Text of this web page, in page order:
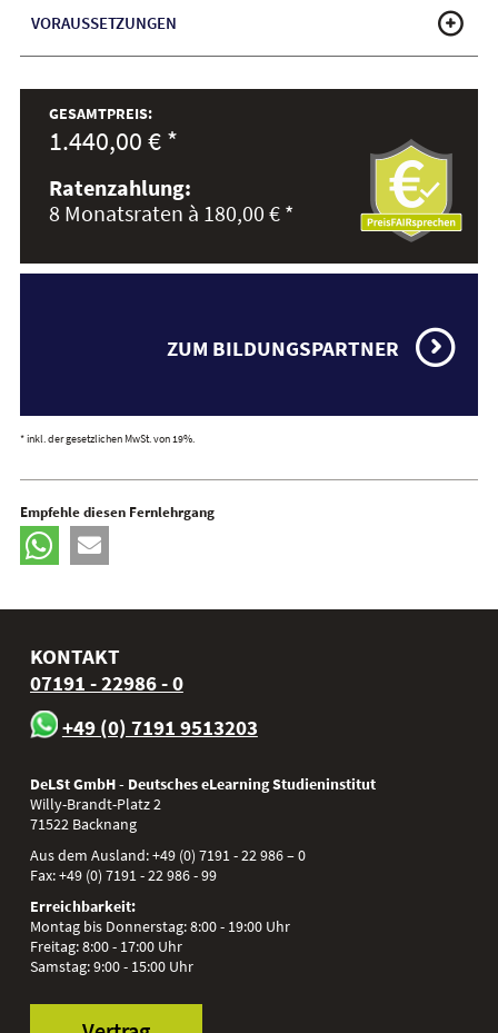
VORAUSSETZUNGEN
GESAMTPREIS:
1.440,00 € *
Ratenzahlung:
8 Monatsraten à 180,00 € *
ZUM BILDUNGSPARTNER
* inkl. der gesetzlichen MwSt. von 19%.
Empfehle diesen Fernlehrgang
KONTAKT
07191 - 22986 - 0
+49 (0) 7191 9513203
DeLSt GmbH - Deutsches eLearning Studieninstitut
Willy-Brandt-Platz 2
71522 Backnang
Aus dem Ausland:+49 (0) 7191 - 22 986 – 0
Fax:+49 (0) 7191 - 22 986 - 99
Erreichbarkeit:
Montag bis Donnerstag: 8:00 - 19:00 Uhr
Freitag: 8:00 - 17:00 Uhr
Samstag: 9:00 - 15:00 Uhr